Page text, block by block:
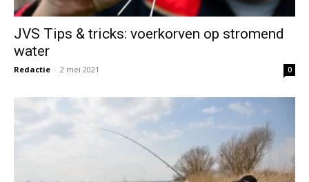
JVS Tips & tricks: voerkorven op stromend
water
Redactie - 2 mei 2021 0